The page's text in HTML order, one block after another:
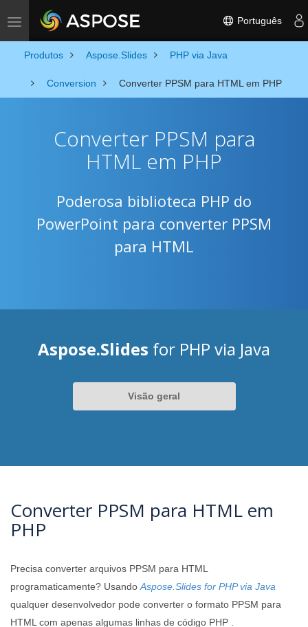
Toggle navigation Português
Produtos Aspose.Slides PHP via Java
Conversion Converter PPSM para HTML em PHP
Converter PPSM para
HTML em PHP
Poderosa biblioteca PHP do
PowerPoint para converter PPSM
para HTML
Aspose.Slides for PHP via Java
Visão geral
Converter PPSM para HTML em
PHP
Precisa converter arquivos PPSM para HTML
programaticamente? Usando Aspose.Slides for PHP via Java
qualquer desenvolvedor pode converter o formato PPSM para
HTML com apenas algumas linhas de código PHP .